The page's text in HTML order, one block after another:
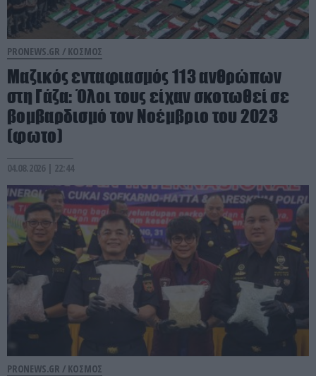
PRONEWS.GR / ΚΟΣΜΟΣ
Μαζικός ενταφιασμός 113 ανθρώπων
στη Γάζα: Όλοι τους είχαν σκοτωθεί σε
βομβαρδισμό τον Νοέμβριο του 2023
(φωτο)
04.08.2026 | 22:44
PRONEWS.GR / ΚΟΣΜΟΣ